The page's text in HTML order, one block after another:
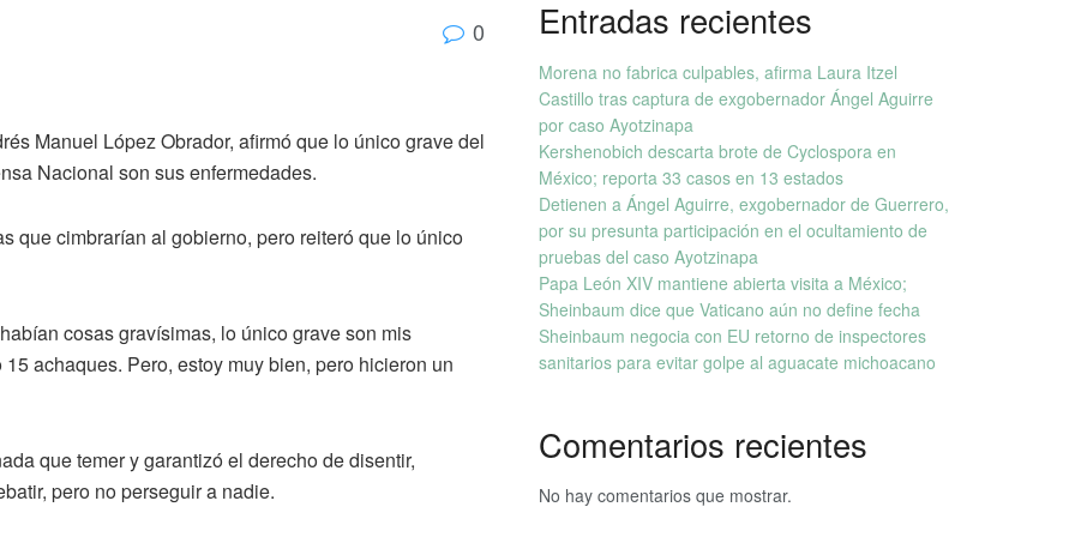
0
Manuel López Obrador, afirmó que lo único grave del
Nacional son sus enfermedades.
que cimbrarían al gobierno, pero reiteró que lo único
cosas gravísimas, lo único grave son mis
achaques. Pero, estoy muy bien, pero hicieron un
que temer y garantizó el derecho de disentir,
pero no perseguir a nadie.
Entradas recientes
Morena no fabrica culpables, afirma Laura Itzel
Castillo tras captura de exgobernador Ángel Aguirre
por caso Ayotzinapa
Kershenobich descarta brote de Cyclospora en
México; reporta 33 casos en 13 estados
Detienen a Ángel Aguirre, exgobernador de Guerrero,
por su presunta participación en el ocultamiento de
pruebas del caso Ayotzinapa
Papa León XIV mantiene abierta visita a México;
Sheinbaum dice que Vaticano aún no define fecha
Sheinbaum negocia con EU retorno de inspectores
sanitarios para evitar golpe al aguacate michoacano
Comentarios recientes
No hay comentarios que mostrar.